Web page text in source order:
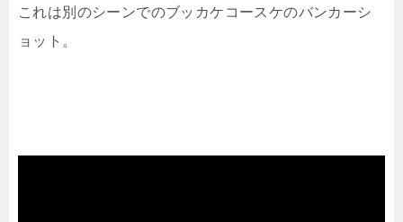
これは別のシーンでのブッカケコースケのバンカーシ
ョット。